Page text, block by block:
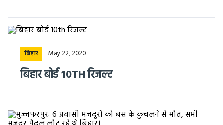
बिहार May 22, 2020
बिहार बोर्ड 10TH रिजल्ट